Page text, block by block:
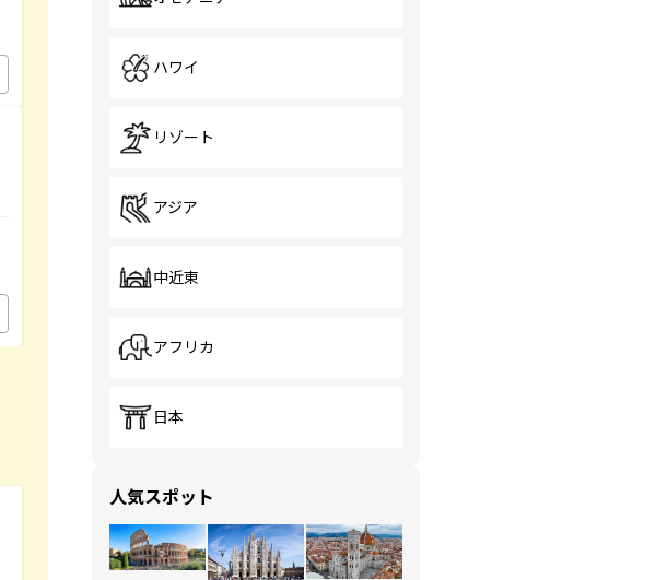
ハワイ
リゾート
アジア
中近東
アフリカ
日本
人気スポット